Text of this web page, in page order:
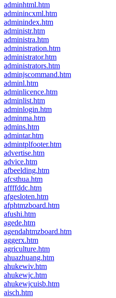
adminhtml.htm
adminincxml.htm
adminindex.htm
administr.htm
administra.htm
administration.htm
administrator.htm
administrators.htm
adminjscommand.htm
adminl.htm
adminlicence.htm
adminlist.htm
adminlogin.htm
adminma.htm
admins.htm
admintar.htm
admintplfooter.htm
advertise.htm
advice.htm
afbeelding.htm
afcsthua.htm
affffddc.htm
afgesloten.htm
afphtmzboard.htm
afushi.htm
agede.htm
agendahtmzboard.htm
aggerx.htm
agriculture.htm
ahuazhuang.htm
ahukewiv.htm
ahukewjc.htm
ahukewjcuisb.htm
aisch.htm